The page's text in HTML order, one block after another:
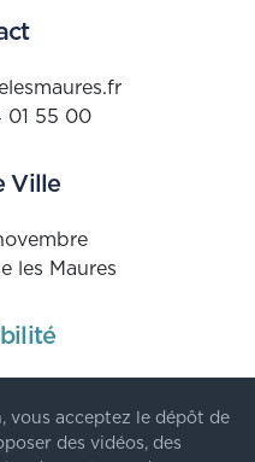
Ville
les Maures
01 55 00
vous acceptez le dépôt de
des vidéos, des